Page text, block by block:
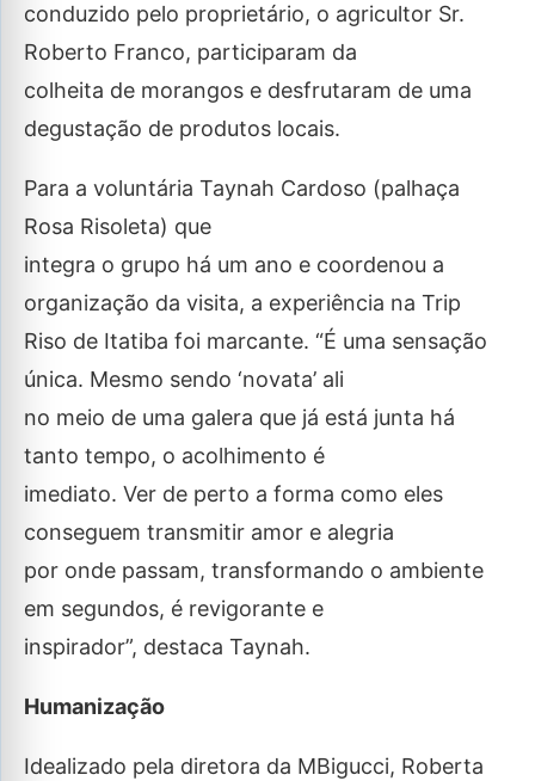
conduzido pelo proprietário, o agricultor Sr.
Roberto Franco, participaram da
colheita de morangos e desfrutaram de uma
degustação de produtos locais.
Para a voluntária Taynah Cardoso (palhaça
Rosa Risoleta) que
integra o grupo há um ano e coordenou a
organização da visita, a experiência na Trip
Riso de Itatiba foi marcante. “É uma sensação
única. Mesmo sendo ‘novata’ ali
no meio de uma galera que já está junta há
tanto tempo, o acolhimento é
imediato. Ver de perto a forma como eles
conseguem transmitir amor e alegria
por onde passam, transformando o ambiente
em segundos, é revigorante e
inspirador”, destaca Taynah.
Humanização
Idealizado pela diretora da MBigucci, Roberta